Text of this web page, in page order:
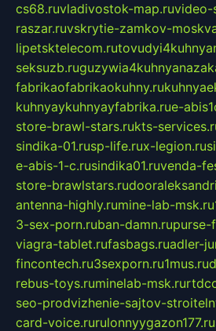
cs68.ruvladivostok-map.ruvideo-
raszar.ruvskrytie-zamkov-
lipetsktelecom.ru
seksuzb.ru
fabrikaofabrikaokuhny.ru
kuhnyaykuhnyayfabrika.rue-
store-brawl-stars.rukts-
sindika-01.rusp-life.rux-legion.ru
e-abis-1-c.rusindika01.ruvenda-
store-brawlstars.ru
antenna-highly.rumine-lab-msk.ru
3-sex-porn.ruban-damn.rupurse-
viagra-tablet.rufasbags.ruadler-
fincontech.ru3sexporn.ru1mus.ru
rebus-toys.ruminelab-msk.ru
seo-prodvizhenie-sajtov-
card-voice.rurulonnyygazon177.ru